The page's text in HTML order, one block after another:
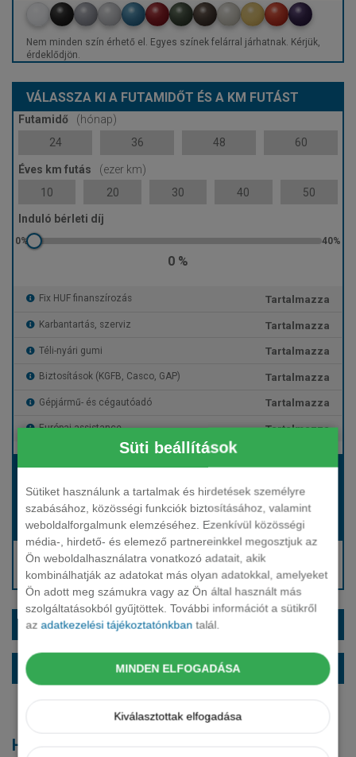
Süti beállítások
Sütiket használunk a tartalmak és hirdetések személyre
szabásához, közösségi funkciók biztosításához, valamint
weboldalforgalmunk elemzéséhez. Ezenkívül közösségi
média-, hirdető- és elemező partnereinkkel megosztjuk az
Ön weboldalhasználatra vonatkozó adatait, akik
kombinálhatják az adatokat más olyan adatokkal, amelyeket
Ön adott meg számukra vagy az Ön által használt más
szolgáltatásokból gyűjtöttek. További információt a sütikről
azadatkezelési tájékoztatónkban talál.
MINDEN ELFOGADÁSA
Kiválasztottak elfogadása
Nem minden szín érhető el. Egyes színek felárral járhatnak. Kérjük,
érdeklődjön.
VÁLASSZA KI A FUTAMIDŐT ÉS A KM FUTÁST
Futamidő
(hónap)
24
36 48 60
Éves km futás
(ezer km)
10
20 30 40 50
Induló bérleti díj
0 %
Fix HUF finanszírozás Tartalmazza
Karbantartás, szerviz Tartalmazza
Téli-nyári gumi Tartalmazza
Biztosítások (KGFB, Casco, GAP) Tartalmazza
Gépjármű- és cégautóadó Tartalmazza
Európai assistance Tartalmazza
Bérleti díj:
Hívjon bennünket!
Induló bérleti díj: Hívjon bennünket!
Hívjon: +36 1 888 0088
Kérjen visszahívást!
EXTRÁK ÉS SZÍNEK
ALAPFELSZERELTSÉG
Hasonló modellek